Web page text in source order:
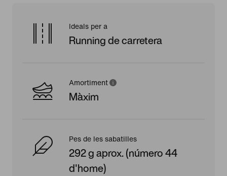
Ideals per a
Running de carretera
Amortiment
Màxim
Pes de les sabatilles
292 g aprox. (número 44
d'home)